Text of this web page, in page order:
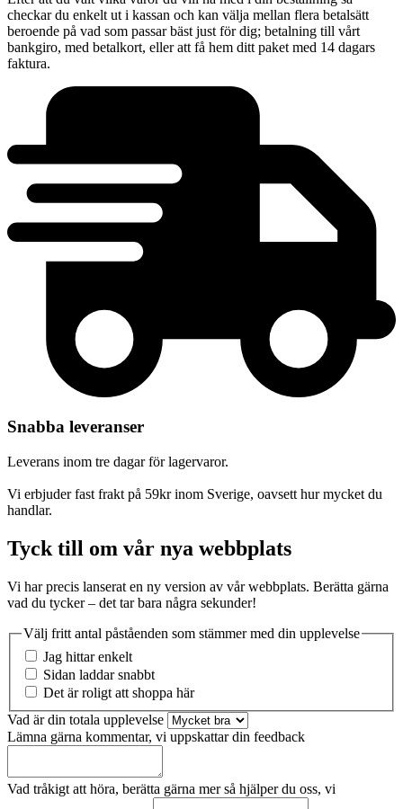
checkar du enkelt ut i kassan och kan välja mellan flera betalsätt
beroende på vad som passar bäst just för dig; betalning till vårt
bankgiro, med betalkort, eller att få hem ditt paket med 14 dagars
faktura.
Snabba leveranser
Leverans inom tre dagar för lagervaror.
Vi erbjuder fast frakt på 59kr inom Sverige, oavsett hur mycket du
handlar.
Tyck till om vår nya webbplats
Vi har precis lanserat en ny version av vår webbplats. Berätta gärna
vad du tycker – det tar bara några sekunder!
Välj fritt antal påståenden som stämmer med din upplevelse
Jag hittar enkelt
Sidan laddar snabbt
Det är roligt att shoppa här
Vad är din totala upplevelse
Lämna gärna kommentar, vi uppskattar din feedback
Vad tråkigt att höra, berätta gärna mer så hjälper du oss, vi